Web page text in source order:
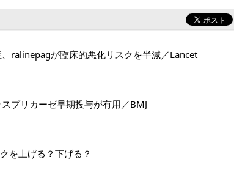
ralinepagが臨床的悪化リスクを半減／Lancet
ブリカーゼ早期投与が有用／BMJ
を上げる？下げる？